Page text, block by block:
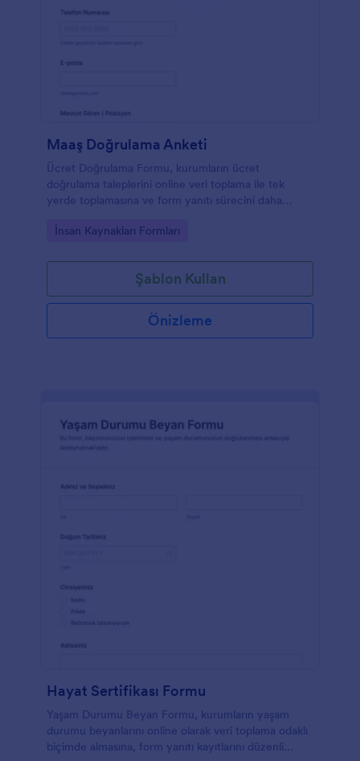
Maaş Doğrulama Anketi
Ücret Doğrulama Formu, kurumların ücret
doğrulama taleplerini online veri toplama ile tek
yerde toplamasına ve form yanıtı sürecini daha
Go to Category:
İnsan Kaynakları Formları
Şablon Kullan
Önizleme
Hayat Sertifikası Formu
Yaşam Durumu Beyan Formu, kurumların yaşam
durumu beyanlarını online olarak veri toplama odaklı
biçimde almasına, form yanıtı kayıtlarını düzenli